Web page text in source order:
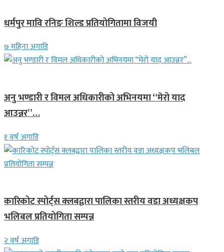
धर्मपुर मावि रनिङ शिल्ड प्रतियोगितामा विजयी
७ महिना अगाडि
अनु भण्डारी र विमल अधिकारीको अभिनयमा “मेरो याद
आउन्नर”…
१ वर्ष अगाडि
कारिकोट स्पोर्ट्स क्लबद्वारा पालिका स्तरीय वडा अध्यक्षकप
भलिबल प्रतियोगिता सम्पन्न
२ वर्ष अगाडि